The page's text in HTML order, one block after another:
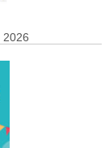
2026